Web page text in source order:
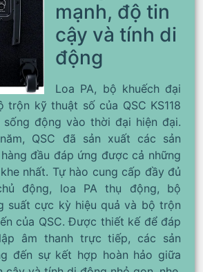
mạnh, độ tin
cậy và tính di
động
Loa PA, bộ khuếch đại
trộn kỹ thuật số của QSC KS118
sống động vào thời đại hiện đại.
QSC đã sản xuất các sản
đầu đáp ứng được cả những
nhất. Tự hào cung cấp đầy đủ
động, loa PA thụ động, bộ
suất cực kỳ hiệu quả và bộ trộn
của QSC. Được thiết kế để đáp
âm thanh trực tiếp, các sản
đến sự kết hợp hoàn hảo giữa